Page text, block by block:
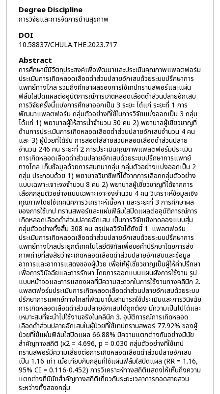
Degree Discipline
การวิจัยและการจัดการด้านสุขภาพ
DOI
10.58837/CHULA.THE.2023.717
Abstract
การศึกษานี้มีวัตถุประสงค์เพื่อพัฒนาและประเมินคุณภาพแพลตฟอร์ม
ประเมินการเกิดหลอดเลือดดำส่วนปลายอักเสบด้วยระบบปรึกษาการ
แพทย์ทางไกล รวมถึงศึกษาผลของการใช้เทปทรานสพอร์และแผ่น
ฟิล์มใสปิดแผลต่ออุบัติการณ์การเกิดหลอดเลือดดำส่วนปลายอักเสบ
การวิจัยครั้งนี้แบ่งการศึกษาออกเป็น 3 ระยะ ได้แก่ ระยะที่ 1 การ
พัฒนาแพลตฟอร์ม กลุ่มตัวอย่างที่ใช้ในการวิจัยแบ่งออกเป็น 3 กลุ่ม
ได้แก่ 1) พยาบาลผู้ให้สารน้ำจำนวน 30 คน 2) พยาบาลผู้เชี่ยวชาญที่
ด้านการประเมินการเกิดหลอดเลือดดำส่วนปลายอักเสบจำนวน 4 คน
และ 3) ผู้ป่วยที่ได้รับ การสอดใส่สายสวนหลอดเลือดดำส่วนปลาย
จำนวน 246 คน ระยะที่ 2 การประเมินคุณภาพแพลตฟอร์มประเมิน
การเกิดหลอดเลือดดำส่วนปลายอักเสบด้วยระบบปรึกษาการแพทย์
ทางไกล เก็บข้อมูลด้วยการสนทนากลุ่ม กลุ่มตัวอย่างแบ่งออกเป็น 2
กลุ่ม ประกอบด้วย 1) พยาบาลวิชาชีพที่ได้จากการเลือกกลุ่มตัวอย่าง
แบบเฉพาะเจาะจงจำนวน 8 คน 2) พยาบาลผู้เชี่ยวชาญที่ได้จากการ
เลือกกลุ่มตัวอย่างแบบเฉพาะเจาะจงจำนวน 4 คน วิเคราะห์ข้อมูลเชิง
คุณภาพโดยใช้เทคนิคการวิเคราะห์เนื้อหา และระยะที่ 3 การศึกษาผล
ของการใช้เทป ทรานสพอร์และแผ่นฟิล์มใสปิดแผลต่ออุบัติการณ์การ
เกิดหลอดเลือดดำส่วนปลายอักเสบ เป็นการวิจัยเชิงทดลองแบบสุ่ม
กลุ่มตัวอย่างทั้งสิ้น 308 คน สรุปผลวิจัยได้ดังนี้ 1. แพลตฟอร์ม
ประเมินการเกิดหลอดเลือดดำส่วนปลายอักเสบด้วยระบบปรึกษาการ
แพทย์ทางไกลประยุกต์เทคโนโลยีดิจิทัลเพื่อขอคำปรึกษาโดยการส่ง
ภาพถ่ายที่สงสัยว่าจะเกิดหลอดเลือดดำส่วนปลายอักเสบและข้อมูล
อาการและอาการแสดงของผู้ป่วย เพื่อให้ผู้เชี่ยวชาญเป็นผู้ให้คำปรึกษา
เพื่อการวินิจฉัยและการรักษา โดยการออกแบบแผนผังการใช้งาน รูป
แบบหน้าจอและการแสดงผลที่มีความสะดวกในการใช้งานทางคลินิก 2.
แพลตฟอร์มประเมินการเกิดหลอดเลือดดำส่วนปลายอักเสบด้วยระบบ
ปรึกษาการแพทย์ทางไกลที่พัฒนาขึ้นสามารถใช้ประเมินและการวินิจฉัย
การเกิดหลอดเลือดดำส่วนปลายอักเสบได้ถูกต้อง มีความเป็นไปได้และ
เหมาะสมที่จะนำไปใช้งานจริงในคลินิก 3. อุบัติการณ์การเกิดหลอด
เลือดดำส่วนปลายอักเสบในผู้ป่วยที่ใช้เทปทรานสพอร์ 77.92% ของผู้
ป่วยที่ใช้แผ่นฟิล์มใสปิดแผล 66.88% มีความแตกต่างกันอย่างมีนัย
สำคัญทางสถิติ (x2 = 4.696, p = 0.030 กลุ่มตัวอย่างที่ใช้เทป
ทรานสพอร์มีความเสี่ยงต่อการเกิดหลอดเลือดดำส่วนปลายอักเสบ
เป็น 1.16 เท่า เมื่อเทียบกับกลุ่มที่ใช้แผ่นฟิล์มใสปิดแผล (RR = 1.16,
95% CI = 0.116-0.452) การวิเคราะห์ทางสถิติแสดงให้เห็นถึงความ
แตกต่างที่มีนัยสำคัญทางสถิติเกี่ยวกับระยะเวลาการถอดสายสวน
ระหว่างทั้งสองกลุ่ม